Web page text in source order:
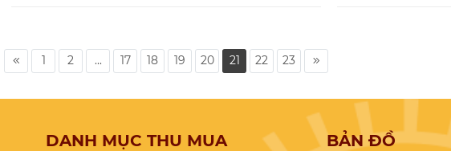
inox giá cao thì hãy theo dõi bài viết sau
đây của Thuận Phát nhé. Chắc chắn những
1 2 ... 17 18 19 20 21 22 23
DANH MỤC THU MUA BẢN ĐỒ